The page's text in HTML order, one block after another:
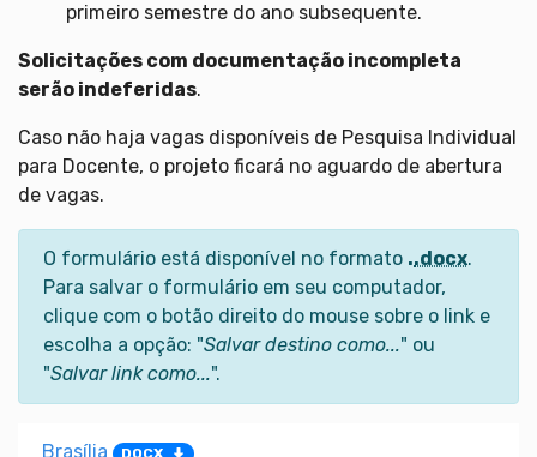
primeiro semestre do ano subsequente.
Solicitações com documentação incompleta
serão indeferidas.
Caso não haja vagas disponíveis de Pesquisa Individual
para Docente, o projeto ficará no aguardo de abertura
de vagas.
O formulário está disponível no formato ..docx.
Para salvar o formulário em seu computador,
clique com o botão direito do mouse sobre o link e
escolha a opção: "Salvar destino como..." ou
"Salvar link como...".
Brasília